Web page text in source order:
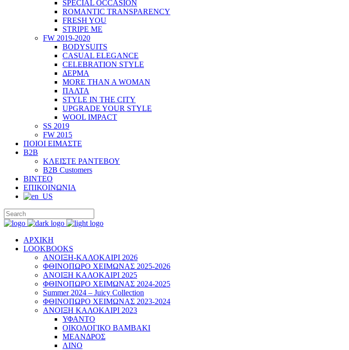
SPECIAL OCCASION
ROMANTIC TRANSPARENCY
FRESH YOU
STRIPE ME
FW 2019-2020
BODYSUITS
CASUAL ELEGANCE
CELEBRATION STYLE
ΔΕΡΜΑ
MORE THAN A WOMAN
ΠΑΛΤΑ
STYLE IN THE CITY
UPGRADE YOUR STYLE
WOOL IMPACT
SS 2019
FW 2015
ΠΟΙΟΙ ΕΙΜΑΣΤΕ
B2B
ΚΛΕΙΣΤΕ ΡΑΝΤΕΒΟΥ
B2B Customers
ΒΙΝΤΕΟ
ΕΠΙΚΟΙΝΩΝΙΑ
ΑΡΧΙΚΗ
LOOKBOOKS
ΑΝΟΙΞΗ-ΚΑΛΟΚΑΙΡΙ 2026
ΦΘΙΝΟΠΩΡΟ ΧΕΙΜΩΝΑΣ 2025-2026
ΑΝΟΙΞΗ ΚΑΛΟΚΑΙΡΙ 2025
ΦΘΙΝΟΠΩΡΟ ΧΕΙΜΩΝΑΣ 2024-2025
Summer 2024 – Juicy Collection
ΦΘΙΝΟΠΩΡΟ ΧΕΙΜΩΝΑΣ 2023-2024
ΑΝΟΙΞΗ ΚΑΛΟΚΑΙΡΙ 2023
ΥΦΑΝΤΟ
ΟΙΚΟΛΟΓΙΚΟ ΒΑΜΒΑΚΙ
ΜΕΑΝΔΡΟΣ
ΛΙΝΟ